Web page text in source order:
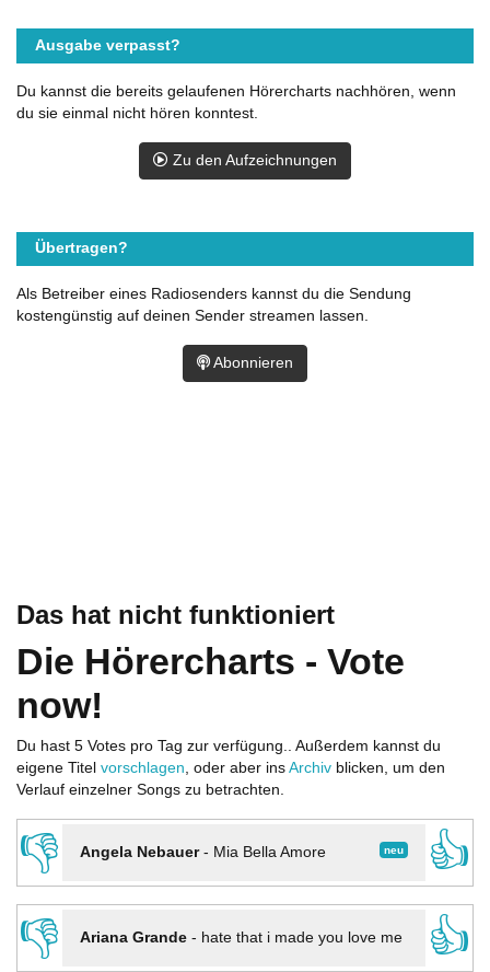
Das hat nicht funktioniert
Die Hörercharts - Vote
now!
Du hast 5 Votes pro Tag zur verfügung.. Außerdem kannst du
eigene Titel vorschlagen, oder aber ins Archiv blicken, um den
Verlauf einzelner Songs zu betrachten.
👎 neu
Angela Nebauer- Mia Bella Amore
👍
👎
Ariana Grande- hate that i made you love me
👍
Ausgabe verpasst?
Du kannst die bereits gelaufenen Hörercharts nachhören, wenn
du sie einmal nicht hören konntest.
Zu den Aufzeichnungen
Übertragen?
Als Betreiber eines Radiosenders kannst du die Sendung
kostengünstig auf deinen Sender streamen lassen.
Abonnieren